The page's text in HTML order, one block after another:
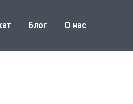
Блог О нас